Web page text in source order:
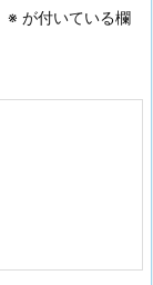
※ が付いている欄